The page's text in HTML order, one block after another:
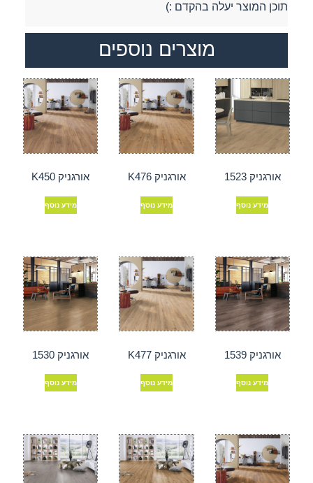
תוכן המוצר יעלה בהקדם :)
מוצרים נוספים
אורגניק 1523
מידע נוסף
אורגניק K476
מידע נוסף
אורגניק K450
מידע נוסף
אורגניק 1539
מידע נוסף
אורגניק K477
מידע נוסף
אורגניק 1530
מידע נוסף